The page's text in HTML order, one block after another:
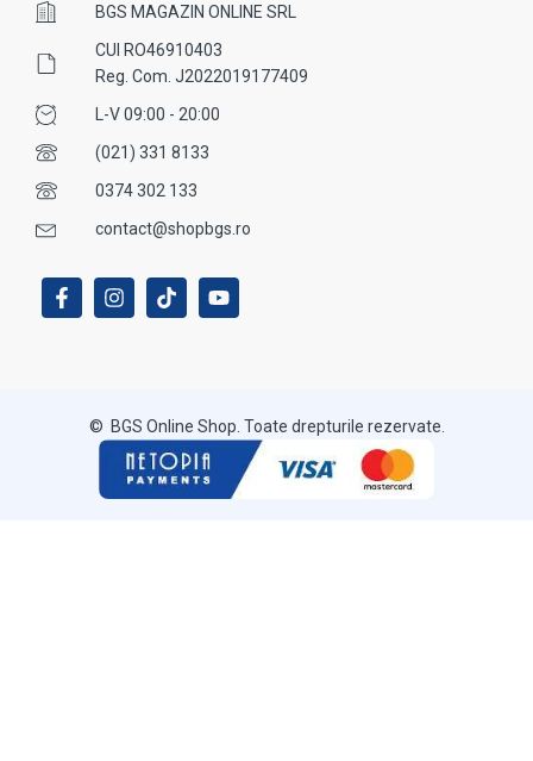
BGS MAGAZIN ONLINE SRL
CUI RO46910403
Reg. Com. J2022019177409
L-V 09:00 - 20:00
(021) 331 8133
0374 302 133
contact@shopbgs.ro
© BGS Online Shop. Toate drepturile rezervate.